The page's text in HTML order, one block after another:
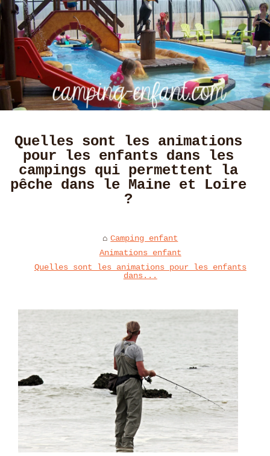
Quelles sont les animations
pour les enfants dans les
campings qui permettent la
pêche dans le Maine et Loire
?
Camping enfant
Animations enfant
Quelles sont les animations pour les enfants
dans...